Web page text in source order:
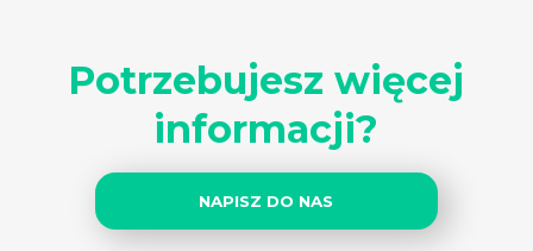
Potrzebujesz więcej
informacji?
NAPISZ DO NAS